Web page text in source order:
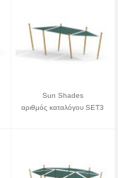
Sun Shades
αριθμός καταλόγου SET3